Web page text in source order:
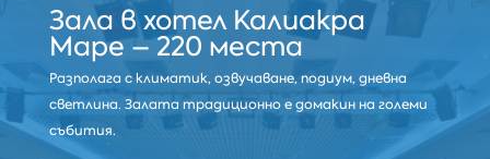
Зала в хотел Калиакра
Маре – 220 места
Разполага с климатик, озвучаване, подиум, дневна
светлина. Залата традиционно е домакин на големи
събития.